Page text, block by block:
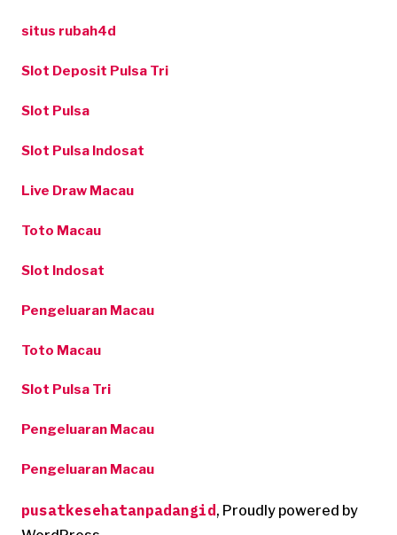
situs rubah4d
Slot Deposit Pulsa Tri
Slot Pulsa
Slot Pulsa Indosat
Live Draw Macau
Toto Macau
Slot Indosat
Pengeluaran Macau
Toto Macau
Slot Pulsa Tri
Pengeluaran Macau
Pengeluaran Macau
pusatkesehatanpadangid , Proudly powered by